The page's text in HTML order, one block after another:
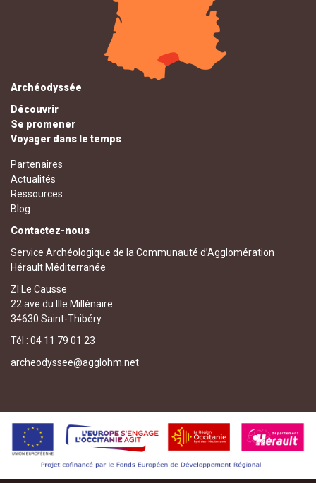
Archéodyssée
Découvrir
Se promener
Voyager dans le temps
Partenaires
Actualités
Ressources
Blog
Contactez-nous
Service Archéologique de la Communauté d’Agglomération
Hérault Méditerranée
ZI Le Causse
22 ave du IIIe Millénaire
34630 Saint-Thibéry
Tél : 04 11 79 01 23
archeodyssee@agglohm.net